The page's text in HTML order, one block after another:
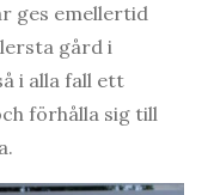
ges emellertid
gård i
i alla fall ett
förhålla sig till